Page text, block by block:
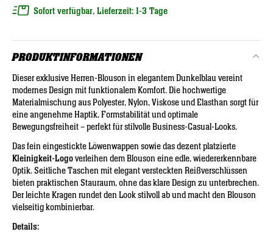
Sofort verfügbar, Lieferzeit: 1-3 Tage
PRODUKTINFORMATIONEN
Dieser exklusive Herren-Blouson in elegantem Dunkelblau vereint
modernes Design mit funktionalem Komfort. Die hochwertige
Materialmischung aus Polyester, Nylon, Viskose und Elasthan sorgt für
eine angenehme Haptik, Formstabilität und optimale
Bewegungsfreiheit – perfekt für stilvolle Business-Casual-Looks.
Das fein eingestickte Löwenwappen sowie das dezent platzierte
Kleinigkeit-Logo verleihen dem Blouson eine edle, wiedererkennbare
Optik. Seitliche Taschen mit elegant versteckten Reißverschlüssen
bieten praktischen Stauraum, ohne das klare Design zu unterbrechen.
Der leichte Kragen rundet den Look stilvoll ab und macht den Blouson
vielseitig kombinierbar.
Details: